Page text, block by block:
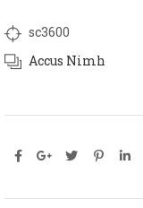
sc3600
Accus Nimh